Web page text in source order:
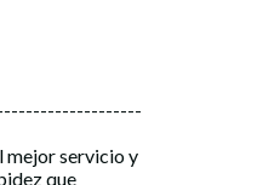
mejor servicio y
que